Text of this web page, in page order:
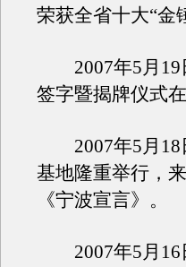
荣获全省十大“金
2007年5月19
签字暨揭牌仪式
2007年5月18
基地隆重举行，
《宁波宣言》。
2007年5月16